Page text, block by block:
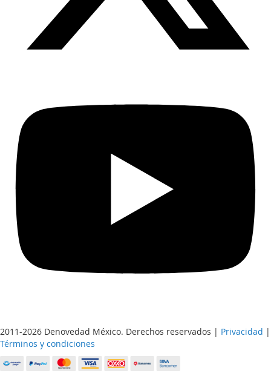
2011-2026 Denovedad México. Derechos reservados | Privacidad |
Términos y condiciones